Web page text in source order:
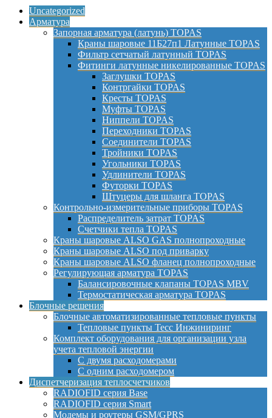
Uncategorized
Арматура
Запорная арматура (латунь) TOPAS
Краны шаровые 11Б27п1 Латунные TOPAS
Фильтр сетчатый латунный TOPAS
Фитинги латунные никелированные TOPAS
Заглушки TOPAS
Контргайки TOPAS
Кресты TOPAS
Муфты TOPAS
Ниппели TOPAS
Переходники TOPAS
Соединители TOPAS
Тройники TOPAS
Угольники TOPAS
Удлинители TOPAS
Футорки TOPAS
Штуцеры для шланга TOPAS
Контрольно-измерительные приборы TOPAS
Распределитель затрат TOPAS
Счетчики тепла TOPAS
Краны шаровые ALSO GAS полнопроходные
Краны шаровые ALSO под приварку
Краны шаровые ALSO фланец полнопроходные
Регулирующая арматура TOPAS
Балансировочные клапаны TOPAS MBV
Термостатическая арматура TOPAS
Блочные решения
Блочные автоматизированные тепловые пункты
Тепловые пункты Тесс Инжиниринг
Комплект оборудования для организации узла
учета тепловой энергии
С двумя расходомерами
С одним расходомером
Диспетчеризация теплосчетчиков
RADIOFID серия Base
RADIOFID серия Smart
Модемы и роутеры GSM/GPRS